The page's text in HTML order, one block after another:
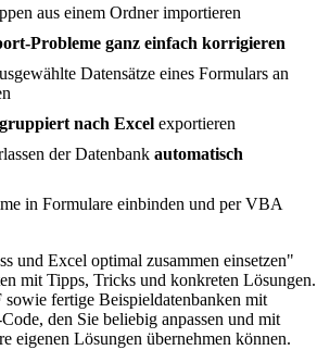
aus einem Ordner importieren
Probleme ganz einfach korrigieren
Datensätze eines Formulars an
nach Excel exportieren
der Datenbank automatisch
in Formulare einbinden und per VBA
und Excel optimal zusammen einsetzen"
mit Tipps, Tricks und konkreten Lösungen.
sowie fertige Beispieldatenbanken mit
den Sie beliebig anpassen und mit
eigenen Lösungen übernehmen können.